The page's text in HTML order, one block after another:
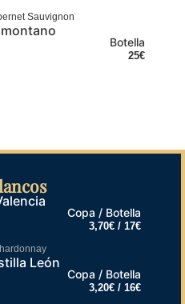
Sauvignon
Botella
25€
Copa / Botella
3,70€ / 17€
León
Copa / Botella
3,20€ / 16€